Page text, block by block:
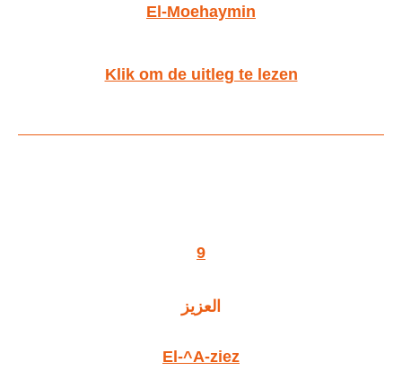
El-Moehaymin
Klik om de uitleg te lezen
9
العزيز
El-^A-ziez